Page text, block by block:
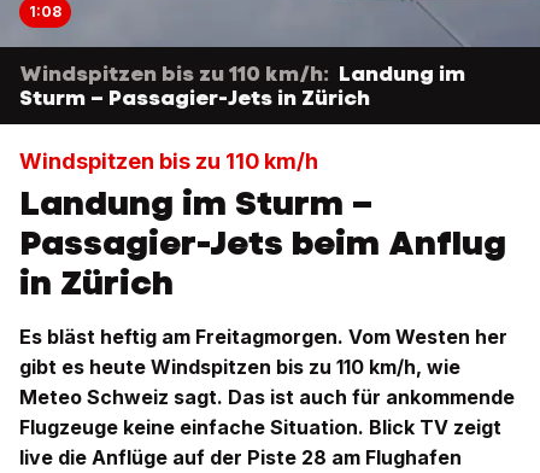
1:08
Windspitzen bis zu 110 km/h: Landung im
Sturm – Passagier-Jets in Zürich
Windspitzen bis zu 110 km/h
Landung im Sturm –
Passagier-Jets beim Anflug
in Zürich
Es bläst heftig am Freitagmorgen. Vom Westen her
gibt es heute Windspitzen bis zu 110 km/h, wie
Meteo Schweiz sagt. Das ist auch für ankommende
Flugzeuge keine einfache Situation. Blick TV zeigt
live die Anflüge auf der Piste 28 am Flughafen